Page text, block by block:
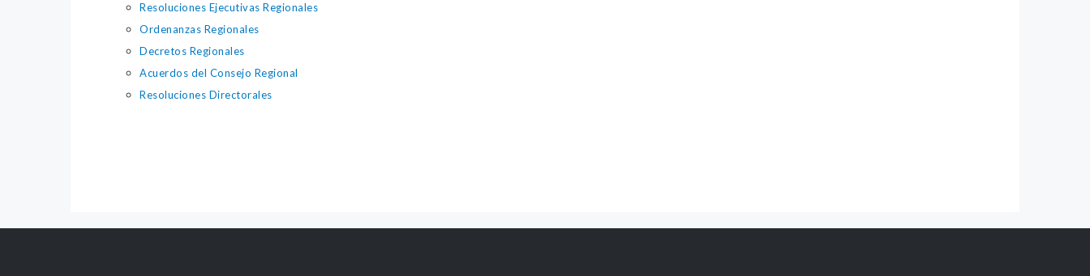
Resoluciones Ejecutivas Regionales
Ordenanzas Regionales
Decretos Regionales
Acuerdos del Consejo Regional
Resoluciones Directorales